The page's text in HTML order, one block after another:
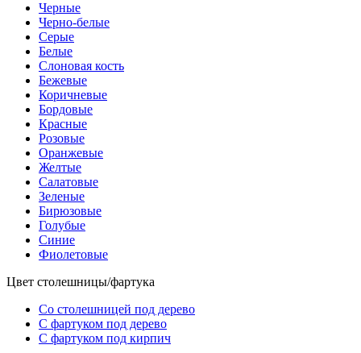
Черные
Черно-белые
Серые
Белые
Слоновая кость
Бежевые
Коричневые
Бордовые
Красные
Розовые
Оранжевые
Желтые
Салатовые
Зеленые
Бирюзовые
Голубые
Синие
Фиолетовые
Цвет столешницы/фартука
Со столешницей под дерево
С фартуком под дерево
С фартуком под кирпич